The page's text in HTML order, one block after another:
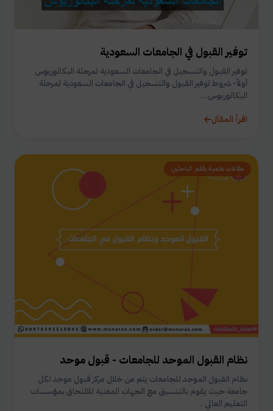
توفير القبول في الجامعات السعودية
توفير القبول والتسجيل في الجامعات السعودية لمرحلة البكالوريوس
أولاً- شروط توفير القبول والتسجيل في الجامعات السعودية لمرحلة
البكالوريوس...
اقرأ المقال
مقالات علمية بقلم الباحثين
نظام القبول الموحد للجامعات - قبول موحد
نظام القبول الموحد للجامعات يتم من خلال مركز قبول موحد لكل
جامعة حيث يقوم بالتنسيق مع الجهات المعنية للالتحاق بمؤسسات
التعليم العالي .